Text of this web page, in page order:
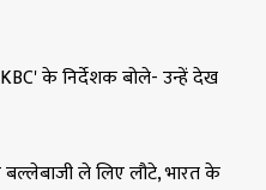
के निर्देशक बोले- उन्हें देख
ले लिए लौटे, भारत के